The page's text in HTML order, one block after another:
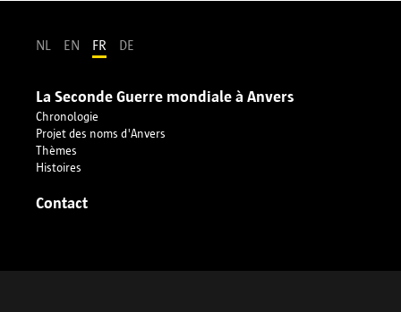
NL EN FR DE
La Seconde Guerre mondiale à Anvers
Chronologie
Projet des noms d'Anvers
Thèmes
Histoires
Contact